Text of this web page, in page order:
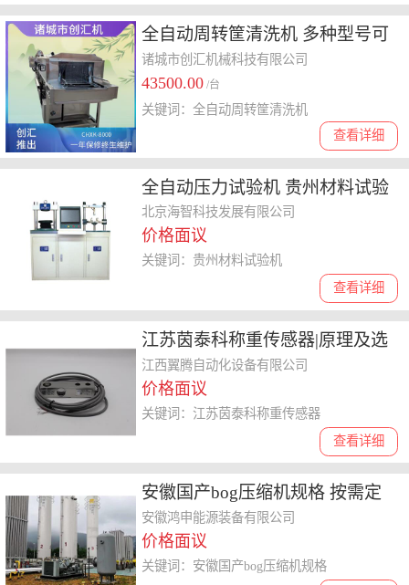
全自动周转筐清洗机 多种型号可
选 创汇机械研发
诸城市创汇机械科技有限公司
43500.00 /台
查看详细
关键词：全自动周转筐清洗机
全自动压力试验机 贵州材料试验
机
北京海智科技发展有限公司
价格面议
查看详细
关键词：贵州材料试验机
江苏茵泰科称重传感器|原理及选
型指南|BSS-250KG
江西翼腾自动化设备有限公司
价格面议
查看详细
关键词：江苏茵泰科称重传感器
安徽国产bog压缩机规格 按需定
制
安徽鸿申能源装备有限公司
价格面议
关键词：安徽国产bog压缩机规格